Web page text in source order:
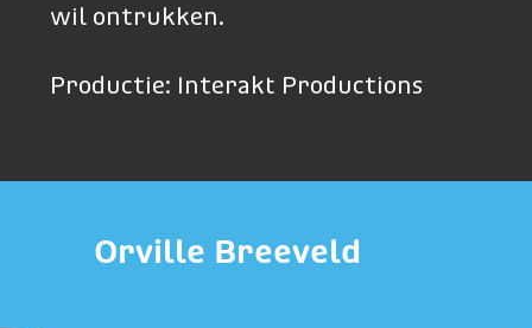
wil ontrukken.
Productie: Interakt Productions
Orville Breeveld